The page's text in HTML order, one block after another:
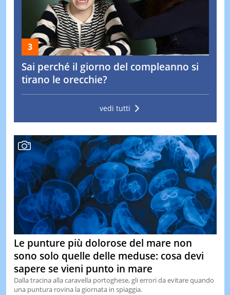
Sai perché il giorno del compleanno si
tirano le orecchie?
vedi tutti
Le punture più dolorose del mare non
sono solo quelle delle meduse: cosa devi
sapere se vieni punto in mare
Dalla tracina alla caravella portoghese, gli errori da evitare quando
una puntura rovina la giornata in spiaggia.